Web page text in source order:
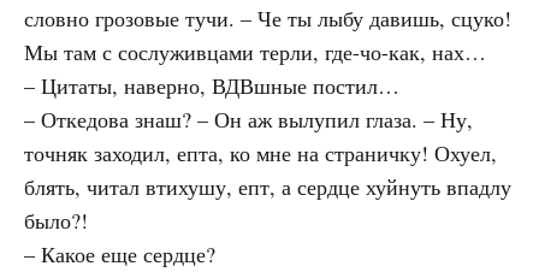
словно грозовые тучи. – Че ты лыбу давишь, сцуко!
Мы там с сослуживцами терли, где-чо-как, нах…
– Цитаты, наверно, ВДВшные постил…
– Откедова знаш? – Он аж вылупил глаза. – Ну,
точняк заходил, епта, ко мне на страничку! Охуел,
блять, читал втихушу, епт, а сердце хуйнуть впадлу
было?!
– Какое еще сердце?